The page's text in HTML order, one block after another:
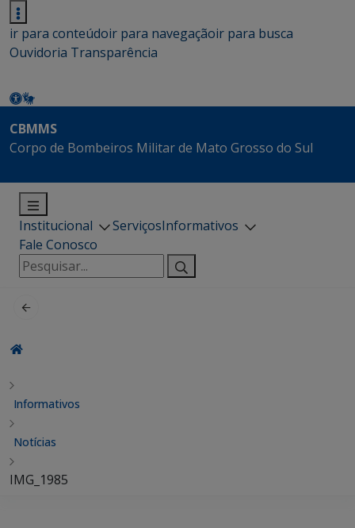
ir para conteúdoir para navegaçãoir para busca
Ouvidoria Transparência
CBMMS
Corpo de Bombeiros Militar de Mato Grosso do Sul
Institucional ServiçosInformativos
Fale Conosco
Pesquisar
por:
Informativos
Notícias
IMG_1985